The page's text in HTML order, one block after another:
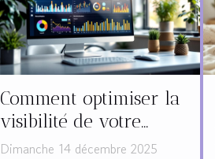
Comment optimiser la
visibilité de votre
entreprise sur des
Dimanche 14 décembre 2025